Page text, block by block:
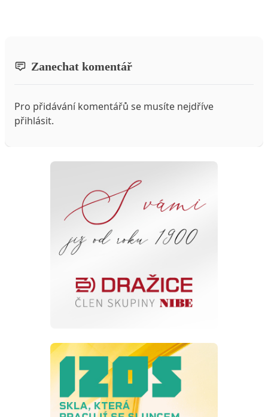
Zanechat komentář
Pro přidávání komentářů se musíte nejdříve
přihlásit.